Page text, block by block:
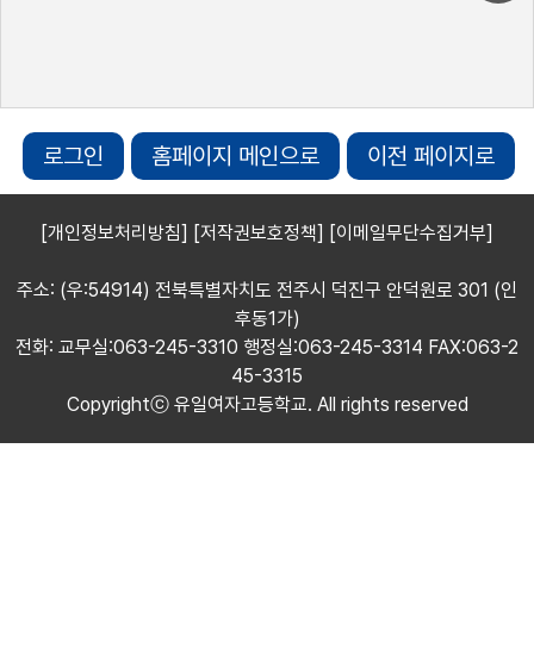
로그인 홈페이지 메인으로 이전 페이지로
[개인정보처리방침] [저작권보호정책] [이메일무단수집거부]
주소: (우:54914) 전북특별자치도 전주시 덕진구 안덕원로 301 (인
후동1가)
전화: 교무실:063-245-3310 행정실:063-245-3314 FAX:063-2
45-3315
Copyrightⓒ 유일여자고등학교. All rights reserved